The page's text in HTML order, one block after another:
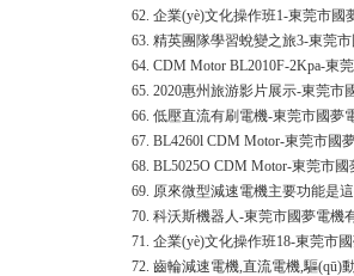
62. 企業(yè)文化操作班1-東莞市國
63. 精英團隊學習蛻變之旅3-東莞
64. CDM Motor BL2010F-2Kpa-東
65. 2020惠州旅游影片展示-東莞市
66. 低壓直流有刷電機-東莞市國夢
67. BL4260l CDM Motor-東莞市國
68. BL5025O CDM Motor-東莞市國
69. 原來微型減速電機主要功能是
70. 科沃斯機器人-東莞市國夢電機
71. 企業(yè)文化操作班18-東莞市
72. 齒輪減速電機,直流電機,驅(qū)